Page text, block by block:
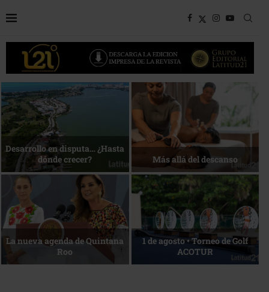
Bottega, un viaje servido a la
mesa
Energía que Impulsa la
competitividad
Reconocimiento de viajeros La esencia del servicio